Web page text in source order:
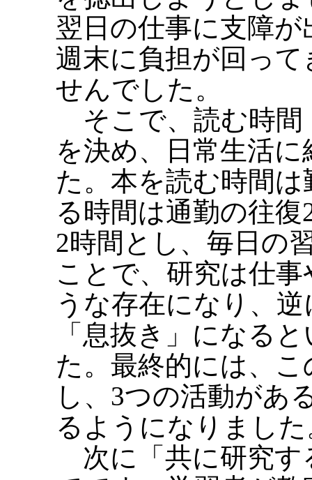
翌日の仕事に支障
週末に負担が回っ
せんでした。
そこで、読む時間
を決め、日常生活
た。本を読む時間
る時間は通勤の往
2時間とし、毎日の
ことで、研究は仕
うな存在になり、
「息抜き」になる
た。最終的には、
し、3つの活動があ
るようになりまし
次に「共に研究す